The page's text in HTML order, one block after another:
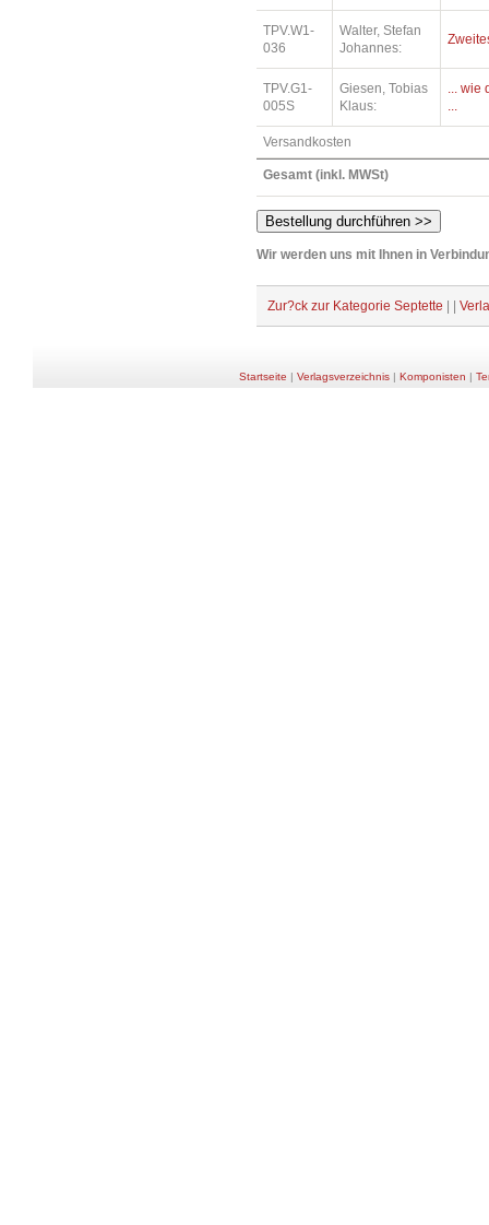
TPV.W1-
036
Walter, Stefan
Johannes:
TPV.G1-
005S
Giesen, Tobias
Klaus:
... wie
...
Versandkosten
Gesamt (inkl. MWSt)
Wir werden uns mit Ihnen in
Zur?ck zur Kategorie Septette
Startseite | Verlagsverzeichnis| Komponisten |